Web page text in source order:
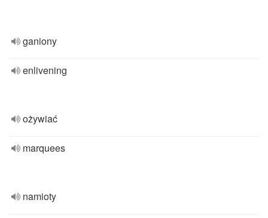
ganiony
enlivening
ożywiać
marquees
namioty